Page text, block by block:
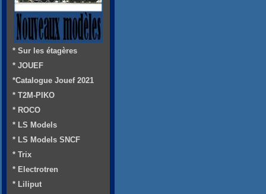
* Sur les étagères
* JOUEF
*Catalogue Jouef 2021
* T2M-PIKO
* ROCO
* LS Models
* LS Models SNCF
* Trix
* Electrotren
* Liliput